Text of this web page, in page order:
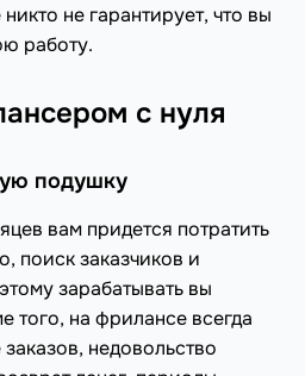
не гарантирует, что вы
работу.
с нуля
подушку
вам придется потратить
поиск заказчиков и
зарабатывать вы
того, на фрилансе всегда
недовольство